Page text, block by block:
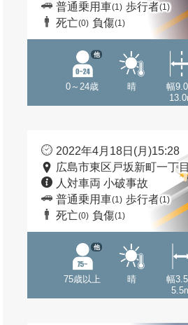
普通乗用車(1) 歩行者(1)
死亡(0) 負傷(1)
0～24歳
他
晴
幅
2022年4月18日(月)15:28
広島市東区戸坂新町一丁
人対車両 小破事故
普通乗用車(1) 歩行者(1)
死亡(0) 負傷(1)
75歳以上
他
晴
幅